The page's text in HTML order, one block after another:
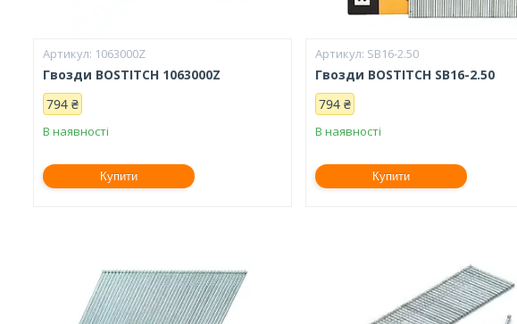
1063000Z
Гвозди BOSTITCH 1063000Z
794 ₴
В наявності
Купити
SB16-2.50
Гвозди BOSTITCH SB16-2.50
794 ₴
В наявності
Купити